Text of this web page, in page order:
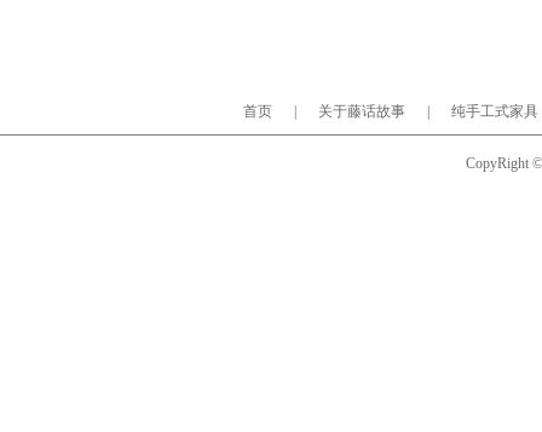
首页 关于藤话故事 纯手工式家具
CopyRight